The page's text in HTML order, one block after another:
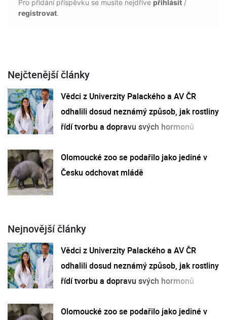
Pro přidání příspěvku se musíte nejdříve přihlásit /
registrovat.
Nejčtenější články
Vědci z Univerzity Palackého a AV ČR
odhalili dosud neznámý způsob, jak rostliny
řídí tvorbu a dopravu svých hormonů
Olomoucké zoo se podařilo jako jediné v
Česku odchovat mládě
Nejnovější články
Vědci z Univerzity Palackého a AV ČR
odhalili dosud neznámý způsob, jak rostliny
řídí tvorbu a dopravu svých hormonů
Olomoucké zoo se podařilo jako jediné v